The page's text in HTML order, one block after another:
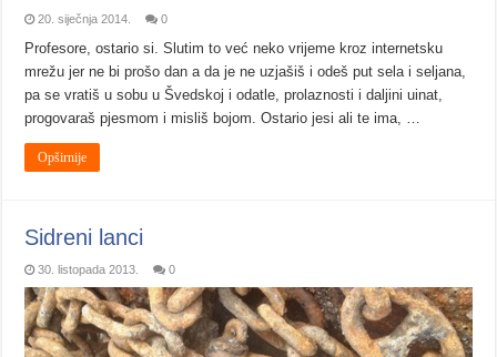
20. siječnja 2014. 0
Profesore, ostario si. Slutim to već neko vrijeme kroz internetsku
mrežu jer ne bi prošo dan a da je ne uzjašiš i odeš put sela i seljana,
pa se vratiš u sobu u Švedskoj i odatle, prolaznosti i daljini uinat,
progovaraš pjesmom i misliš bojom. Ostario jesi ali te ima, …
Opširnije
Sidreni lanci
30. listopada 2013. 0